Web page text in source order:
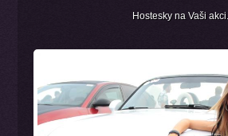
Hostesky na Vaši akci.